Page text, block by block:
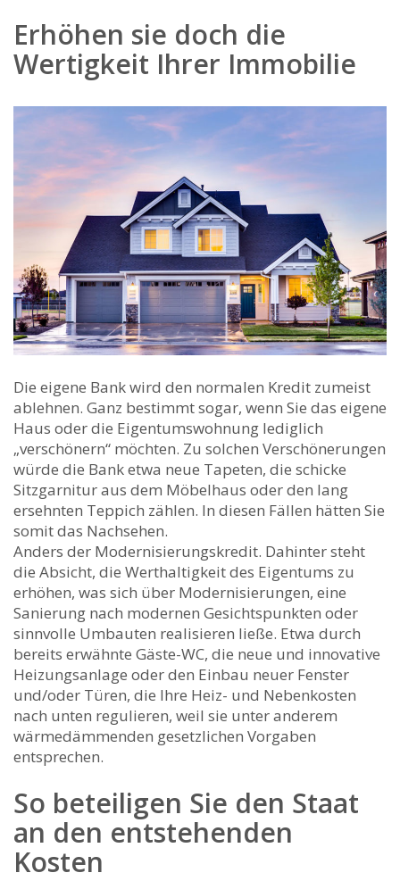
Erhöhen sie doch die
Wertigkeit Ihrer Immobilie
Die eigene Bank wird den normalen Kredit zumeist
ablehnen. Ganz bestimmt sogar, wenn Sie das eigene
Haus oder die Eigentumswohnung lediglich
„verschönern“ möchten. Zu solchen Verschönerungen
würde die Bank etwa neue Tapeten, die schicke
Sitzgarnitur aus dem Möbelhaus oder den lang
ersehnten Teppich zählen. In diesen Fällen hätten Sie
somit das Nachsehen.
Anders der Modernisierungskredit. Dahinter steht
die Absicht, die Werthaltigkeit des Eigentums zu
erhöhen, was sich über Modernisierungen, eine
Sanierung nach modernen Gesichtspunkten oder
sinnvolle Umbauten realisieren ließe. Etwa durch
bereits erwähnte Gäste-WC, die neue und innovative
Heizungsanlage oder den Einbau neuer Fenster
und/oder Türen, die Ihre Heiz- und Nebenkosten
nach unten regulieren, weil sie unter anderem
wärmedämmenden gesetzlichen Vorgaben
entsprechen.
So beteiligen Sie den Staat
an den entstehenden
Kosten